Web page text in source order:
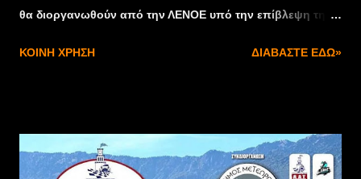
θα διοργανωθούν από την ΛΕΝΟΕ υπό την επίβλεψη της
για τον αγώνα.
ΚΟΙΝΉ ΧΡΉΣΗ ΔΙΑΒΆΣΤΕ ΕΔΏ»